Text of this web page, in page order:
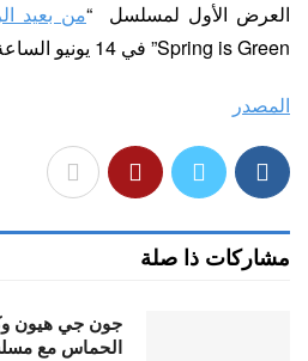
العرض الأول لمسلسل “من بعيد
Spring is Green” في 14 يونيو الساعة 9:30 مساءً بتوقيت كوريا .
المصدر
مشاركات ذا صلة
جون جي هيون
الحماس مع